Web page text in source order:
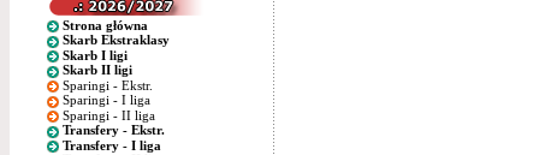
Strona główna
Skarb Ekstraklasy
Skarb I ligi
Skarb II ligi
Sparingi - Ekstr.
Sparingi - I liga
Sparingi - II liga
Transfery - Ekstr.
Transfery - I liga